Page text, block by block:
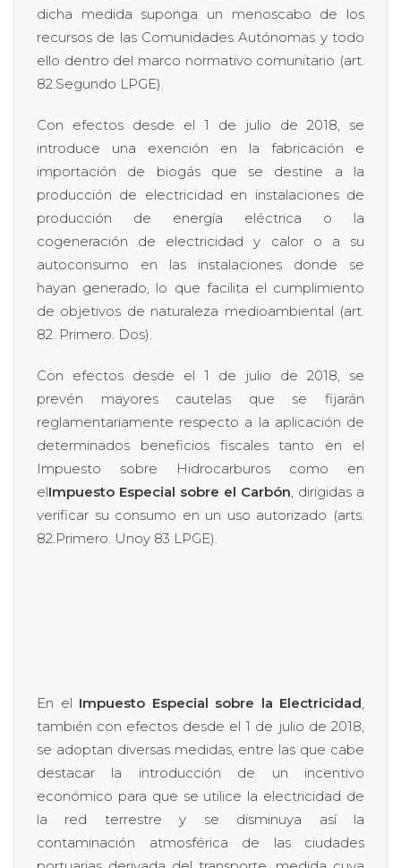
dicha medida suponga un menoscabo de los
recursos de las Comunidades Autónomas y todo
ello dentro del marco normativo comunitario (art.
82.Segundo LPGE).
Con efectos desde el 1 de julio de 2018, se
introduce una exención en la fabricación e
importación de biogás que se destine a la
producción de electricidad en instalaciones de
producción de energía eléctrica o la
cogeneración de electricidad y calor o a su
autoconsumo en las instalaciones donde se
hayan generado, lo que facilita el cumplimiento
de objetivos de naturaleza medioambiental (art.
82. Primero. Dos).
Con efectos desde el 1 de julio de 2018, se
prevén mayores cautelas que se fijarán
reglamentariamente respecto a la aplicación de
determinados beneficios fiscales tanto en el
Impuesto sobre Hidrocarburos como en
elImpuesto Especial sobre el Carbón, dirigidas a
verificar su consumo en un uso autorizado (arts.
82.Primero. Unoy 83 LPGE).
En el Impuesto Especial sobre la Electricidad,
también con efectos desde el 1 de julio de 2018,
se adoptan diversas medidas, entre las que cabe
destacar la introducción de un incentivo
económico para que se utilice la electricidad de
la red terrestre y se disminuya así la
contaminación atmosférica de las ciudades